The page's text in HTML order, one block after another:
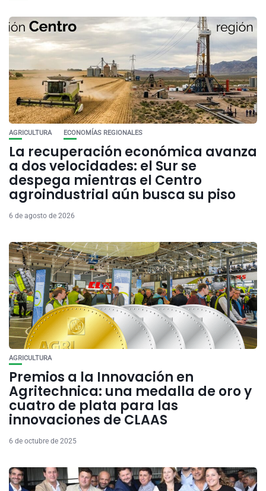
AGRICULTURA ECONOMÍAS REGIONALES
La recuperación económica avanza
a dos velocidades: el Sur se
despega mientras el Centro
agroindustrial aún busca su piso
6 de agosto de 2026
AGRICULTURA
Premios a la Innovación en
Agritechnica: una medalla de oro y
cuatro de plata para las
innovaciones de CLAAS
6 de octubre de 2025